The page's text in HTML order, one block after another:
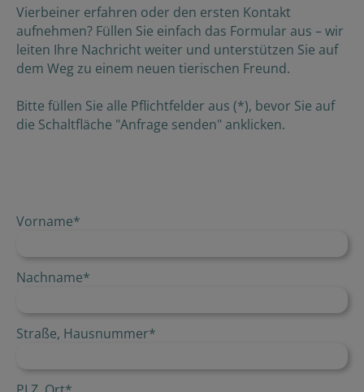
Vierbeiner erfahren oder den ersten Kontakt
aufnehmen? Füllen Sie einfach das Formular aus – wir
leiten Ihre Nachricht weiter und unterstützen Sie auf
dem Weg zu einem neuen tierischen Freund.
Bitte füllen Sie alle Pflichtfelder aus (*), bevor Sie auf
die Schaltfläche "Anfrage senden" anklicken.
Vorname*
Nachname*
Straße, Hausnummer*